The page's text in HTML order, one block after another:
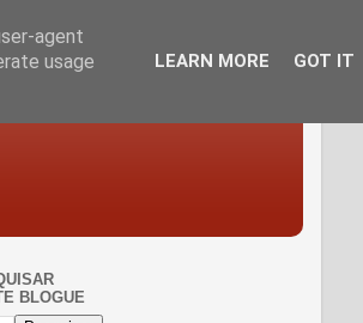
BLOGUE
agent
usage
LEARN MORE GOT IT